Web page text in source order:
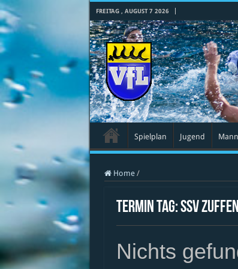
FREITAG , AUGUST 7 2026
Spielplan Jugend
Home /
Termin Tag:SSV
Nichts